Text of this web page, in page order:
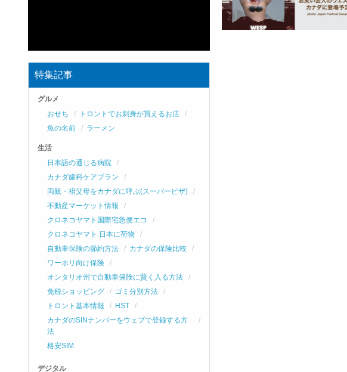
特集記事
グルメ
おせち
トロントでお刺身が買えるお店
魚の名前
ラーメン
生活
日本語の通じる病院
カナダ歯科ケアプラン
両親・祖父母をカナダに呼ぶ(スーパービザ)
不動産マーケット情報
クロネコヤマト国際宅急便エコ
クロネコヤマト 日本に荷物
自動車保険の節約方法
カナダの保険比較
ワーホリ向け保険
オンタリオ州で自動車保険に賢く入る方法
免税ショッピング
ゴミ分別方法
トロント基本情報
HST
カナダのSINナンバーをウェブで登録する方
法
格安SIM
デジタル